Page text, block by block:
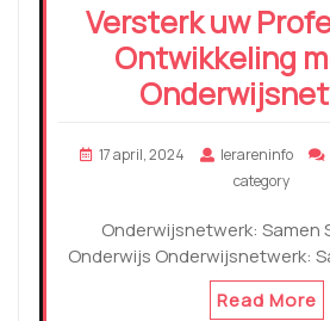
Versterk uw
Ontwikkeling
17 april, 2024 lerareninfo
category
Onderwijsnetwerk: Samen
Onderwijs Onderwijsnetwerk:
Read More